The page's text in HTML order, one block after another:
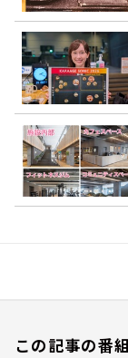
この記事の番